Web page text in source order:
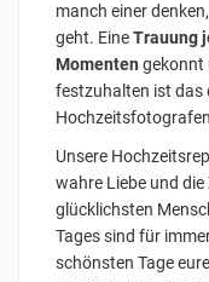
manch einer
geht. EineTrauung
Momenten gekonnt
festzuhalten ist das
Unsere
wahre Liebe und
glücklichsten
Tages sind für
schönsten Tage